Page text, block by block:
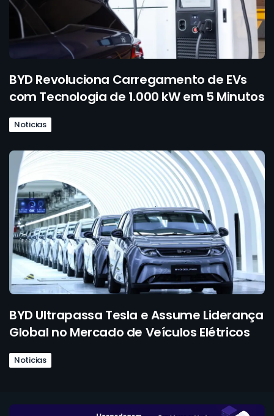
BYD Revoluciona Carregamento de EVs
com Tecnologia de 1.000 kW em 5 Minutos
Noticias
BYD Ultrapassa Tesla e Assume Liderança
Global no Mercado de Veículos Elétricos
Noticias